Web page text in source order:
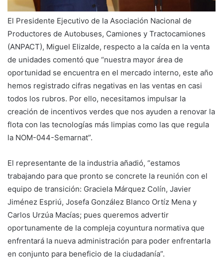
El Presidente Ejecutivo de la Asociación Nacional de
Productores de Autobuses, Camiones y Tractocamiones
(ANPACT), Miguel Elizalde, respecto a la caída en la venta
de unidades comentó que “nuestra mayor área de
oportunidad se encuentra en el mercado interno, este año
hemos registrado cifras negativas en las ventas en casi
todos los rubros. Por ello, necesitamos impulsar la
creación de incentivos verdes que nos ayuden a renovar la
flota con las tecnologías más limpias como las que regula
la NOM-044-Semarnat”.
El representante de la industria añadió, “estamos
trabajando para que pronto se concrete la reunión con el
equipo de transición: Graciela Márquez Colín, Javier
Jiménez Espriú, Josefa González Blanco Ortíz Mena y
Carlos Urzúa Macías; pues queremos advertir
oportunamente de la compleja coyuntura normativa que
enfrentará la nueva administración para poder enfrentarla
en conjunto para beneficio de la ciudadanía”.